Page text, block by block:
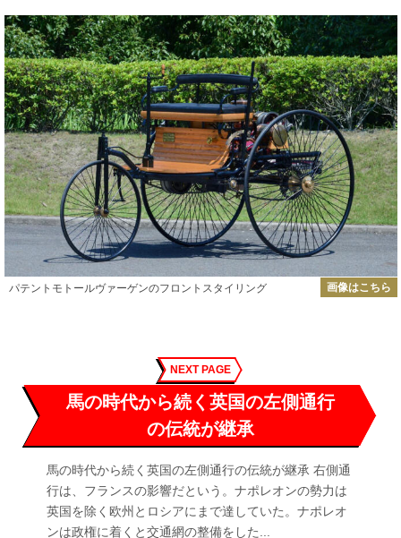
パテントモトールヴァーゲンのフロントスタイリング 画像はこちら
NEXT PAGE
馬の時代から続く英国の左側通行
の伝統が継承
馬の時代から続く英国の左側通行の伝統が継承 右側通
行は、フランスの影響だという。ナポレオンの勢力は
英国を除く欧州とロシアにまで達していた。ナポレオ
ンは政権に着くと交通網の整備をした...